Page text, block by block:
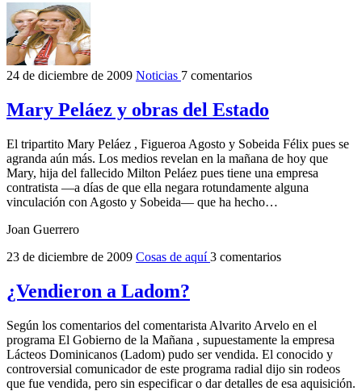
24 de diciembre de 2009 Noticias 7 comentarios
Mary Peláez y obras del Estado
El tripartito Mary Peláez , Figueroa Agosto y Sobeida Félix pues se
agranda aún más. Los medios revelan en la mañana de hoy que
Mary, hija del fallecido Milton Peláez pues tiene una empresa
contratista —a días de que ella negara rotundamente alguna
vinculación con Agosto y Sobeida— que ha hecho…
Joan Guerrero
23 de diciembre de 2009 Cosas de aquí3 comentarios
¿Vendieron a Ladom?
Según los comentarios del comentarista Alvarito Arvelo en el
programa El Gobierno de la Mañana , supuestamente la empresa
Lácteos Dominicanos (Ladom) pudo ser vendida. El conocido y
controversial comunicador de este programa radial dijo sin rodeos
que fue vendida, pero sin especificar o dar detalles de esa aquisición.